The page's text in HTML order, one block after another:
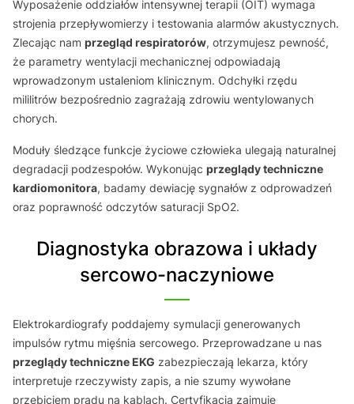
Wyposażenie oddziałów intensywnej terapii (OIT) wymaga
strojenia przepływomierzy i testowania alarmów akustycznych.
Zlecając nam przegląd respiratorów, otrzymujesz pewność,
że parametry wentylacji mechanicznej odpowiadają
wprowadzonym ustaleniom klinicznym. Odchyłki rzędu
mililitrów bezpośrednio zagrażają zdrowiu wentylowanych
chorych.
Moduły śledzące funkcje życiowe człowieka ulegają naturalnej
degradacji podzespołów. Wykonując przeglądy techniczne
kardiomonitora, badamy dewiację sygnałów z odprowadzeń
oraz poprawność odczytów saturacji SpO2.
Diagnostyka obrazowa i układy
sercowo-naczyniowe
Elektrokardiografy poddajemy symulacji generowanych
impulsów rytmu mięśnia sercowego. Przeprowadzane u nas
przeglądy techniczne EKG zabezpieczają lekarza, który
interpretuje rzeczywisty zapis, a nie szumy wywołane
przebiciem prądu na kablach. Certyfikacja zajmuje